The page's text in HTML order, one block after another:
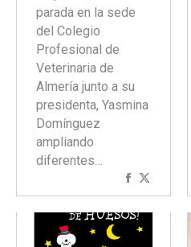
parada en la sede
del Colegio
Profesional de
Veterinaria de
Almería junto a su
presidenta, Yasmina
Domínguez
ampliando
diferentes…
Compartir
con
Facebook
con
Twitter